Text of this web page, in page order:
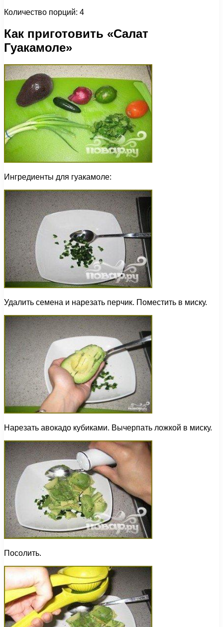
Количество порций: 4
Как приготовить «Салат
Гуакамоле»
Ингредиенты для гуакамоле:
Удалить семена и нарезать перчик. Поместить в миску.
Нарезать авокадо кубиками. Вычерпать ложкой в миску.
Посолить.